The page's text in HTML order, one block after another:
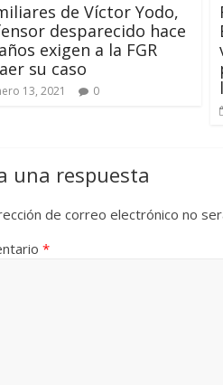
de Víctor Yodo,
desparecido hace
exigen a la FGR
su caso
13, 2021 0
una respuesta
de correo electrónico no
*